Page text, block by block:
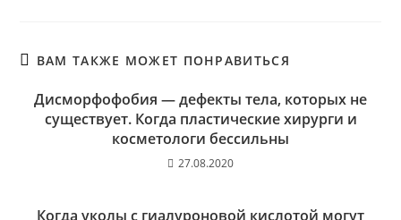
ВАМ ТАКЖЕ МОЖЕТ ПОНРАВИТЬСЯ
Дисморфофобия — дефекты тела, которых не
существует. Когда пластические хирурги и
косметологи бессильны
27.08.2020
Когда уколы с гиалуроновой кислотой могут